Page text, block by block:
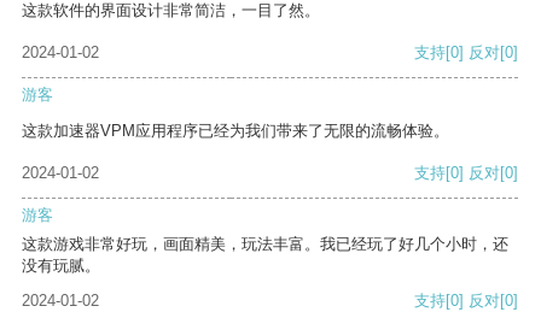
这款软件的界面设计非常简洁，一目了然。
2024-01-02 支持[0] 反对[0]
游客
这款加速器VPM应用程序已经为我们带来了无限的流畅体验。
2024-01-02 支持[0] 反对[0]
游客
这款游戏非常好玩，画面精美，玩法丰富。我已经玩了好几个小时，还
没有玩腻。
2024-01-02
支持[0] 反对[0]